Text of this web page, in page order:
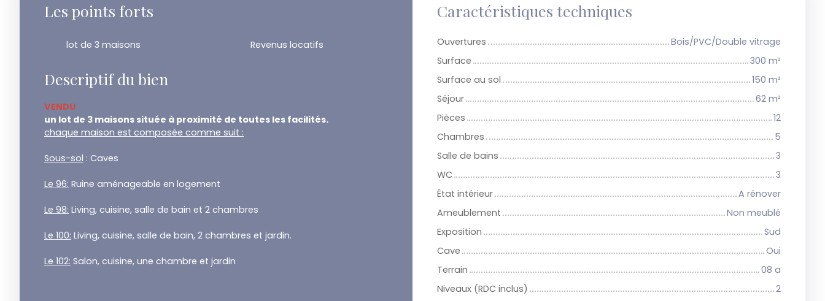
Les points forts
lot de 3 maisons Revenus locatifs
Descriptif du bien
VENDU
un lot de 3 maisons située à proximité de toutes les facilités.
chaque maison est composée comme suit :
Sous-sol : Caves
Le 96: Ruine aménageable en logement
Le 98: Living, cuisine, salle de bain et 2 chambres
Le 100: Living, cuisine, salle de bain, 2 chambres et jardin.
Le 102: Salon, cuisine, une chambre et jardin
Caractéristiques techniques
Ouvertures
Bois/PVC/Double vitrage
Surface
300 m²
Surface au sol
150 m²
Séjour
62 m²
Pièces
12
Chambres
5
Salle de bains
3
WC
3
État intérieur
A rénover
Ameublement
Non meublé
Exposition
Sud
Cave
Oui
Terrain
08 a
Niveaux (RDC inclus)
2